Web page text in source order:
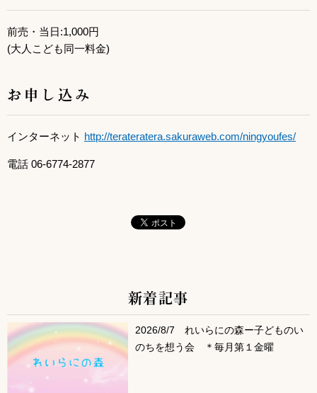
前売・当日:1,000円
(大人こども同一料金)
お申し込み
インターネット http://terateratera.sakuraweb.com/ningyoufes/
電話 06-6774-2877
サブコンテンツ
新着記事
2026/8/7 れいらにの森ー子どものい
のちを想う会 ＊毎月第１金曜